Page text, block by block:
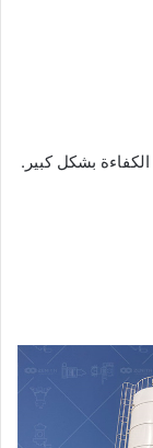
بشكل كبير.